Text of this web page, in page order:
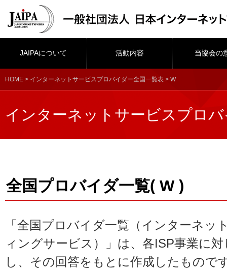
JAIPAについて 活動内容 当協会の
HOME > インターネットサービスプロバイダー全国一覧表 > W
インターネットサービスプロ
全国プロバイダ一覧( W )
「全国プロバイダ一覧（インターネッ
ィングサービス）」は、各ISP事業に
し、その回答をもとに作成したもので